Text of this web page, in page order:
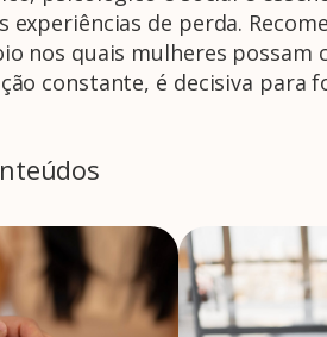
experiências de perda.
nos quais mulheres
constante, é decisiva para